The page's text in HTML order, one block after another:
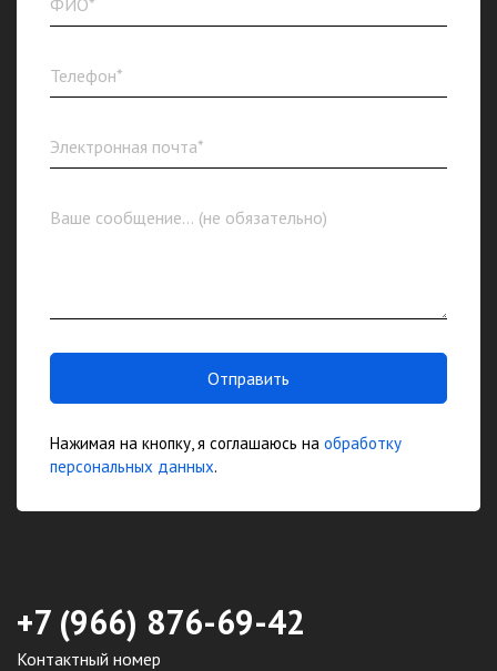
Отправить
Нажимая на кнопку, я соглашаюсь на обработку
персональных данных.
+7 (966) 876-69-42
Контактный номер